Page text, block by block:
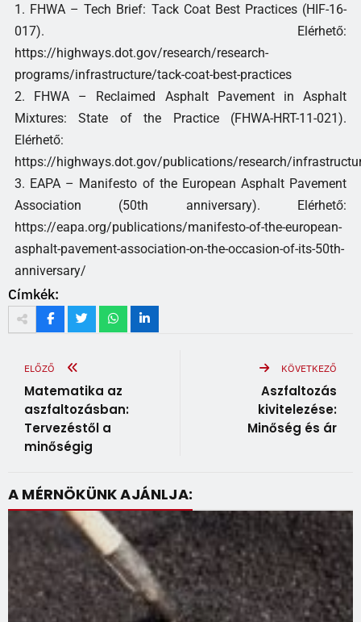
1. FHWA – Tech Brief: Tack Coat Best Practices (HIF-16-
017). Elérhető:
https://highways.dot.gov/research/research-
programs/infrastructure/tack-coat-best-practices
2. FHWA – Reclaimed Asphalt Pavement in Asphalt
Mixtures: State of the Practice (FHWA-HRT-11-021).
Elérhető:
https://highways.dot.gov/publications/research/
3. EAPA – Manifesto of the European Asphalt Pavement
Association (50th anniversary). Elérhető:
https://eapa.org/publications/manifesto-of-the-european-
asphalt-pavement-association-on-the-occasion-of-its-50th-
anniversary/
Címkék:
ELŐZŐ
Matematika az
aszfaltozásban:
Tervezéstől a
minőségig
KÖVETKEZŐ
Aszfaltozás
kivitelezése:
Minőség és ár
A MÉRNÖKÜNK AJÁNLJA: